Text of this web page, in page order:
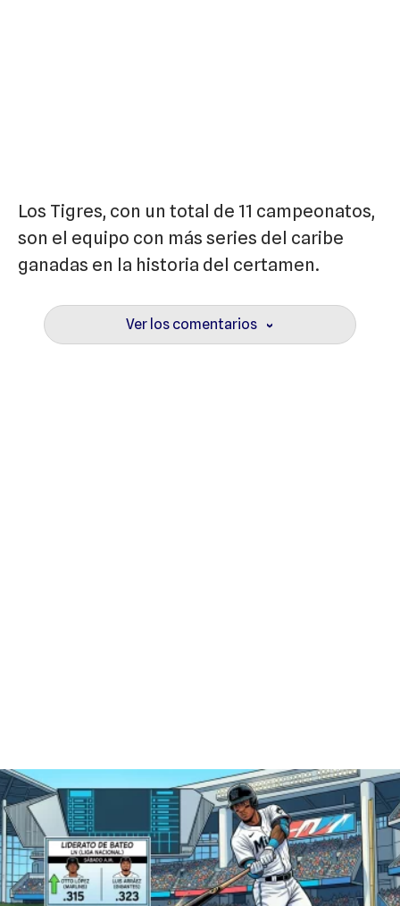
Los Tigres, con un total de 11 campeonatos,
son el equipo con más series del caribe
ganadas en la historia del certamen.
Ver los comentarios ›